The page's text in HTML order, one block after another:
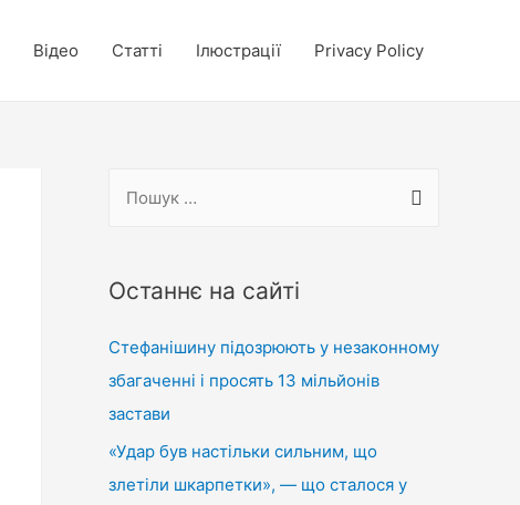
Відео Статті Ілюстрації Privacy Policy
у
:
Останнє на сайті
Стефанішину підозрюють у незаконному
збагаченні і просять 13 мільйонів
застави
«Удар був настільки сильним, що
злетіли шкарпетки», — що сталося у